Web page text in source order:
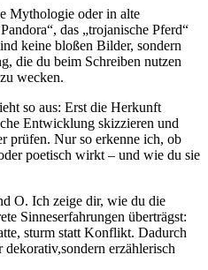
Mythologie oder in‌ alte
das „trojanische Pferd“
keine ‍bloßen Bilder, sondern
die du beim Schreiben nutzen
wecken.
⁣so ‌aus: Erst die ​Herkunft
​Entwicklung skizzieren und
prüfen. Nur so erkenne ich, ob
poetisch wirkt – und wie du sie
O. Ich ​zeige dir,‍ wie du die
Sinneserfahrungen überträgst:
​sturm statt Konflikt. Dadurch
‍erzählerisch